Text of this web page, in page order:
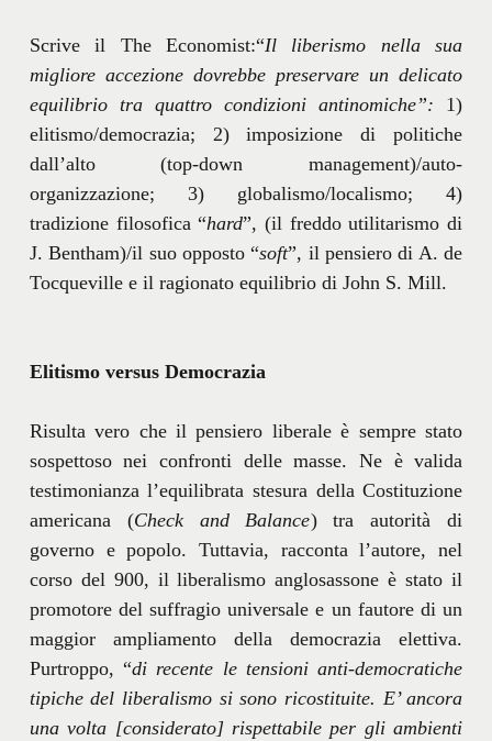
Scrive il The Economist:“Il liberismo nella sua
migliore accezione dovrebbe preservare un delicato
equilibrio tra quattro condizioni antinomiche”: 1)
elitismo/democrazia; 2) imposizione di politiche
dall’alto (top-down management)/auto-
organizzazione; 3) globalismo/localismo; 4)
tradizione filosofica “hard”, (il freddo utilitarismo di
J. Bentham)/il suo opposto “soft”, il pensiero di A. de
Tocqueville e il ragionato equilibrio di John S. Mill.
Elitismo versus Democrazia
Risulta vero che il pensiero liberale è sempre stato
sospettoso nei confronti delle masse. Ne è valida
testimonianza l’equilibrata stesura della Costituzione
americana (Check and Balance) tra autorità di
governo e popolo. Tuttavia, racconta l’autore, nel
corso del 900, il liberalismo anglosassone è stato il
promotore del suffragio universale e un fautore di un
maggior ampliamento della democrazia elettiva.
Purtroppo, “di recente le tensioni anti-democratiche
tipiche del liberalismo si sono ricostituite. E’ ancora
una volta [considerato] rispettabile per gli ambienti